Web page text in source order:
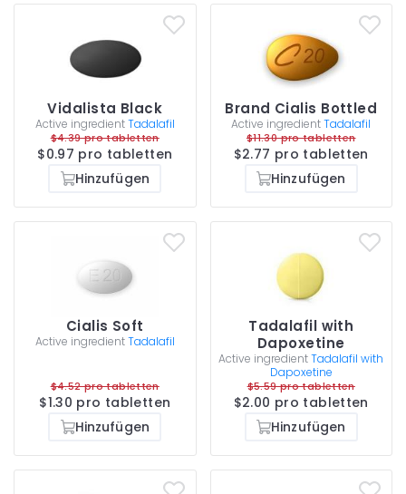
Vidalista Black
Active ingredientTadalafil
$4.39 pro tabletten
$0.97 pro tabletten
Hinzufügen
Brand Cialis Bottled
Active ingredientTadalafil
$11.30 pro tabletten
$2.77 pro tabletten
Hinzufügen
Cialis Soft
Active ingredientTadalafil
$4.52 pro tabletten
$1.30 pro tabletten
Hinzufügen
Tadalafil with
Dapoxetine
Active ingredientTadalafil with
Dapoxetine
$5.59 pro tabletten
$2.00 pro tabletten
Hinzufügen